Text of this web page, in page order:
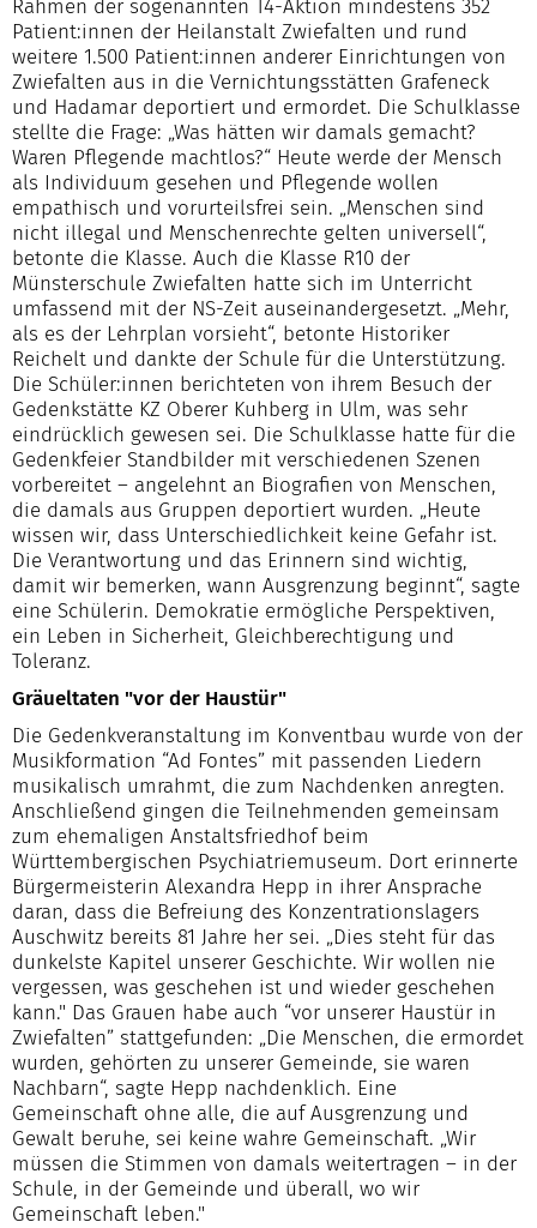
Rahmen der sogenannten T4-Aktion mindestens 352
Patient:innen der Heilanstalt Zwiefalten und rund
weitere 1.500 Patient:innen anderer Einrichtungen von
Zwiefalten aus in die Vernichtungsstätten Grafeneck
und Hadamar deportiert und ermordet. Die Schulklasse
stellte die Frage: „Was hätten wir damals gemacht?
Waren Pflegende machtlos?“ Heute werde der Mensch
als Individuum gesehen und Pflegende wollen
empathisch und vorurteilsfrei sein. „Menschen sind
nicht illegal und Menschenrechte gelten universell“,
betonte die Klasse. Auch die Klasse R10 der
Münsterschule Zwiefalten hatte sich im Unterricht
umfassend mit der NS-Zeit auseinandergesetzt. „Mehr,
als es der Lehrplan vorsieht“, betonte Historiker
Reichelt und dankte der Schule für die Unterstützung.
Die Schüler:innen berichteten von ihrem Besuch der
Gedenkstätte KZ Oberer Kuhberg in Ulm, was sehr
eindrücklich gewesen sei. Die Schulklasse hatte für die
Gedenkfeier Standbilder mit verschiedenen Szenen
vorbereitet – angelehnt an Biografien von Menschen,
die damals aus Gruppen deportiert wurden. „Heute
wissen wir, dass Unterschiedlichkeit keine Gefahr ist.
Die Verantwortung und das Erinnern sind wichtig,
damit wir bemerken, wann Ausgrenzung beginnt“, sagte
eine Schülerin. Demokratie ermögliche Perspektiven,
ein Leben in Sicherheit, Gleichberechtigung und
Toleranz.
Gräueltaten "vor der Haustür"
Die Gedenkveranstaltung im Konventbau wurde von der
Musikformation “Ad Fontes” mit passenden Liedern
musikalisch umrahmt, die zum Nachdenken anregten.
Anschließend gingen die Teilnehmenden gemeinsam
zum ehemaligen Anstaltsfriedhof beim
Württembergischen Psychiatriemuseum. Dort erinnerte
Bürgermeisterin Alexandra Hepp in ihrer Ansprache
daran, dass die Befreiung des Konzentrationslagers
Auschwitz bereits 81 Jahre her sei. „Dies steht für das
dunkelste Kapitel unserer Geschichte. Wir wollen nie
vergessen, was geschehen ist und wieder geschehen
kann." Das Grauen habe auch “vor unserer Haustür in
Zwiefalten” stattgefunden: „Die Menschen, die ermordet
wurden, gehörten zu unserer Gemeinde, sie waren
Nachbarn“, sagte Hepp nachdenklich. Eine
Gemeinschaft ohne alle, die auf Ausgrenzung und
Gewalt beruhe, sei keine wahre Gemeinschaft. „Wir
müssen die Stimmen von damals weitertragen – in der
Schule, in der Gemeinde und überall, wo wir
Gemeinschaft leben."